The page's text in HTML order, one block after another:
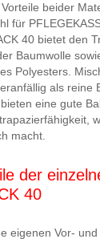
beider
für
40 bietet den
Baumwolle
Polyesters.
als reine
eine gute
macht.
der
40
eigenen Vor-